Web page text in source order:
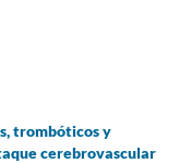
trombóticos y
cerebrovascular